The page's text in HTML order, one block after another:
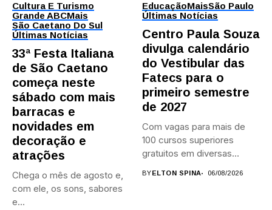
Cultura E Turismo
Grande ABCMais
São Caetano Do Sul
Últimas Notícias
33ª Festa Italiana
de São Caetano
começa neste
sábado com mais
barracas e
novidades em
decoração e
atrações
Chega o mês de agosto e,
com ele, os sons, sabores
e...
EducaçãoMaisSão Paulo
Últimas Notícias
Centro Paula Souza
divulga calendário
do Vestibular das
Fatecs para o
primeiro semestre
de 2027
Com vagas para mais de
100 cursos superiores
gratuitos em diversas
BY ELTON SPINA 06/08/2026